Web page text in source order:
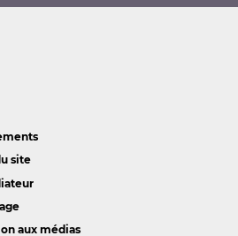
site
aux médias